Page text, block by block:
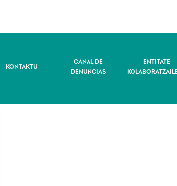
KONTAKTU
CANAL DE
DENUNCIAS
ENTITATE